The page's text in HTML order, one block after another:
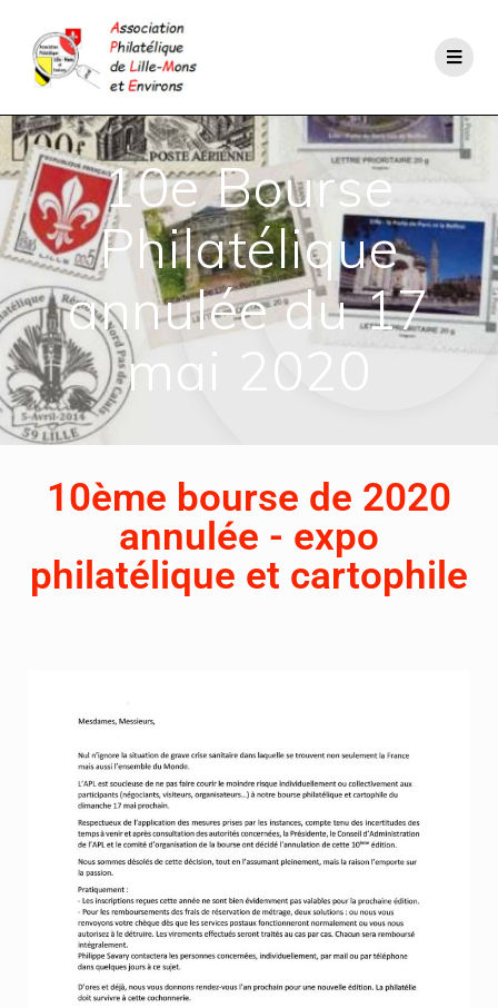
10e Bourse
Philatélique
annulée du 17
mai 2020
10ème bourse de 2020
annulée - expo
philatélique et cartophile